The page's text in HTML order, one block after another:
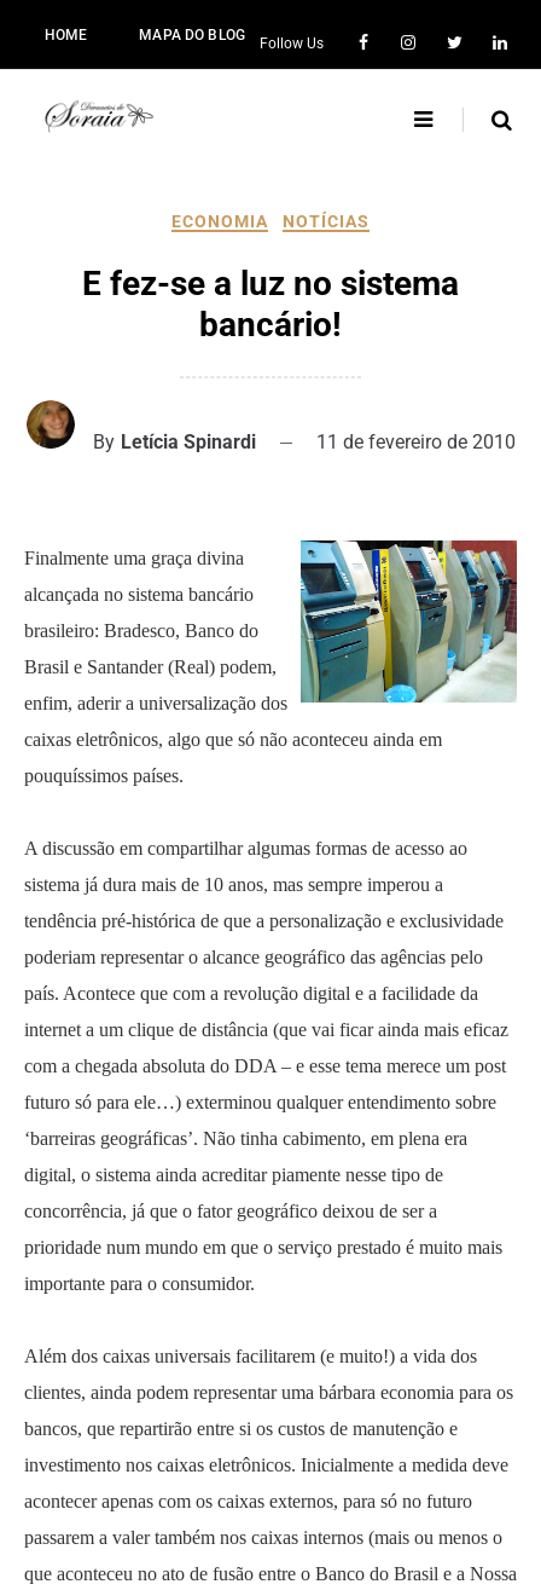
HOME MAPA DO BLOG
Follow Us
ECONOMIA NOTÍCIAS
E fez-se a luz no sistema
bancário!
By Letícia Spinardi 11 de fevereiro de 2010
Finalmente uma graça divina
alcançada no sistema bancário
brasileiro: Bradesco, Banco do
Brasil e Santander (Real) podem,
enfim, aderir a universalização dos
caixas eletrônicos, algo que só não aconteceu ainda em
pouquíssimos países.
A discussão em compartilhar algumas formas de acesso ao
sistema já dura mais de 10 anos, mas sempre imperou a
tendência pré-histórica de que a personalização e exclusividade
poderiam representar o alcance geográfico das agências pelo
país. Acontece que com a revolução digital e a facilidade da
internet a um clique de distância (que vai ficar ainda mais eficaz
com a chegada absoluta do DDA – e esse tema merece um post
futuro só para ele…) exterminou qualquer entendimento sobre
‘barreiras geográficas’. Não tinha cabimento, em plena era
digital, o sistema ainda acreditar piamente nesse tipo de
concorrência, já que o fator geográfico deixou de ser a
prioridade num mundo em que o serviço prestado é muito mais
importante para o consumidor.
Além dos caixas universais facilitarem (e muito!) a vida dos
clientes, ainda podem representar uma bárbara economia para os
bancos, que repartirão entre si os custos de manutenção e
investimento nos caixas eletrônicos. Inicialmente a medida deve
acontecer apenas com os caixas externos, para só no futuro
passarem a valer também nos caixas internos (mais ou menos o
que aconteceu no ato de fusão entre o Banco do Brasil e a Nossa